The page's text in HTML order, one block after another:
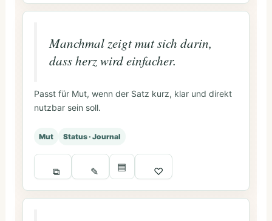
Manchmal zeigt mut sich darin,
dass herz wird einfacher.
Passt für Mut, wenn der Satz kurz, klar und direkt
nutzbar sein soll.
Mut Status · Journal
⧉ ✎ ▤ ♡